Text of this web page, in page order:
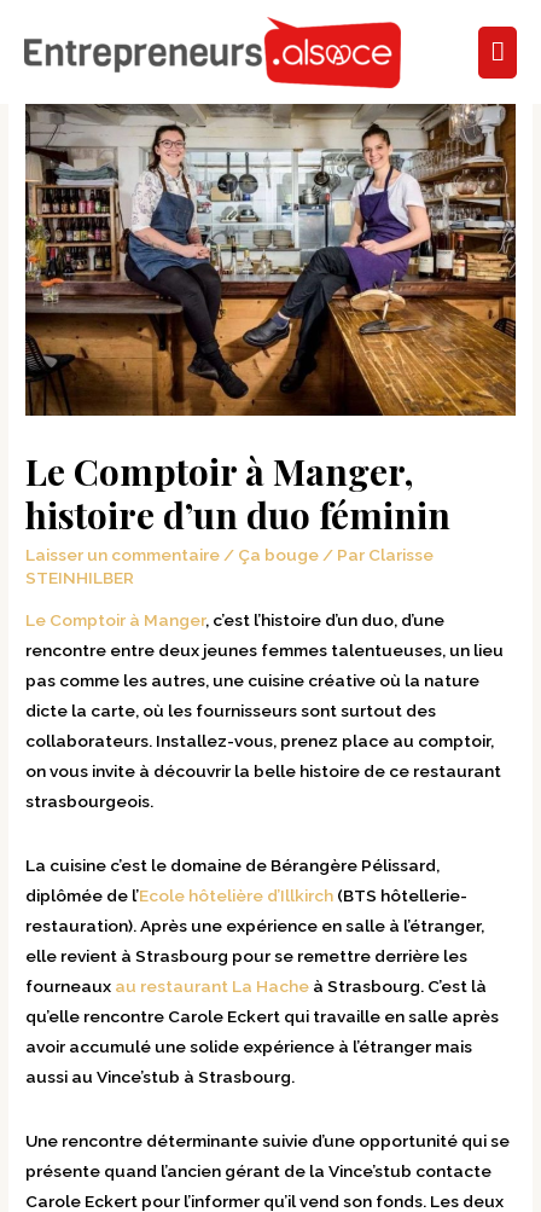
Le Comptoir à Manger,
histoire d’un duo féminin
Laisser un commentaire / Ça bouge / Par Clarisse
STEINHILBER
Le Comptoir à Manger, c’est l’histoire d’un duo, d’une
rencontre entre deux jeunes femmes talentueuses, un lieu
pas comme les autres, une cuisine créative où la nature
dicte la carte, où les fournisseurs sont surtout des
collaborateurs. Installez-vous, prenez place au comptoir,
on vous invite à découvrir la belle histoire de ce restaurant
strasbourgeois.
La cuisine c’est le domaine de Bérangère Pélissard,
diplômée de l’Ecole hôtelière d’Illkirch (BTS hôtellerie-
restauration). Après une expérience en salle à l’étranger,
elle revient à Strasbourg pour se remettre derrière les
fourneaux au restaurant La Hache à Strasbourg. C’est là
qu’elle rencontre Carole Eckert qui travaille en salle après
avoir accumulé une solide expérience à l’étranger mais
aussi au Vince’stub à Strasbourg.
Une rencontre déterminante suivie d’une opportunité qui se
présente quand l’ancien gérant de la Vince’stub contacte
Carole Eckert pour l’informer qu’il vend son fonds. Les deux